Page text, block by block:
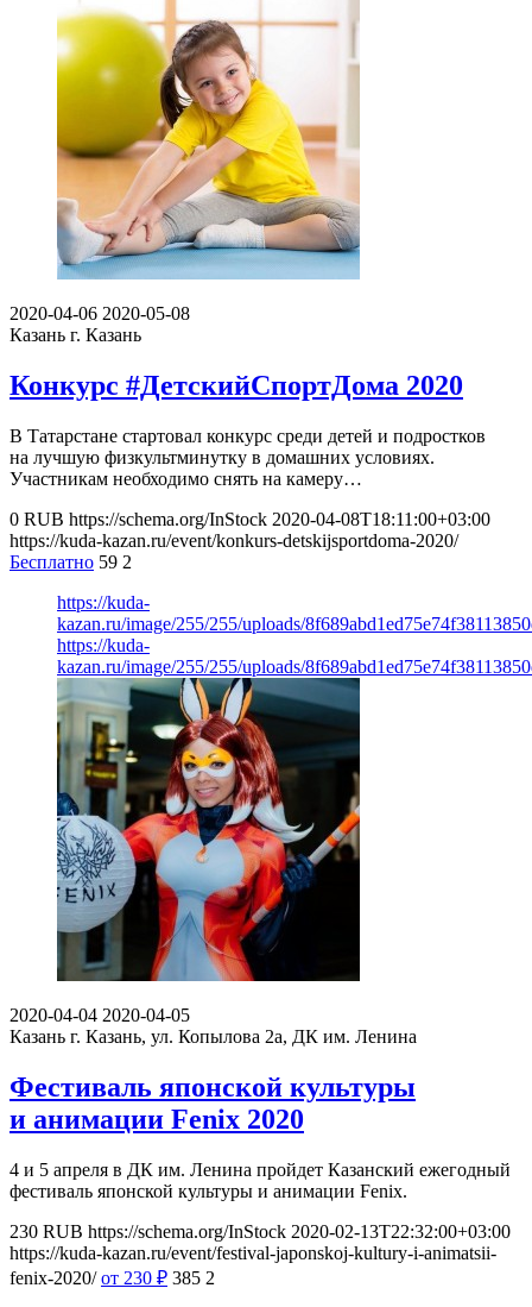
2020-04-06 2020-05-08
Казань г. Казань
Конкурс #ДетскийСпортДома 2020
В Татарстане стартовал конкурс среди детей и подростков
на лучшую физкультминутку в домашних условиях.
Участникам необходимо снять на камеру…
0 RUB https://schema.org/InStock 2020-04-08T18:11:00+03:00
https://kuda-kazan.ru/event/konkurs-detskijsportdoma-2020/
Бесплатно 59 2
https://kuda-
kazan.ru/image/255/255/uploads/
https://kuda-
kazan.ru/image/255/255/uploads/
2020-04-04 2020-04-05
Казань г. Казань, ул. Копылова 2а, ДК им. Ленина
Фестиваль японской культуры
и анимации Fenix 2020
4 и 5 апреля в ДК им. Ленина пройдет Казанский ежегодный
фестиваль японской культуры и анимации Fenix.
230 RUB https://schema.org/InStock 2020-02-13T22:32:00+03:00
https://kuda-kazan.ru/event/festival-japonskoj-kultury-i-animatsii-
fenix-2020/ от 230 ₽ 385 2